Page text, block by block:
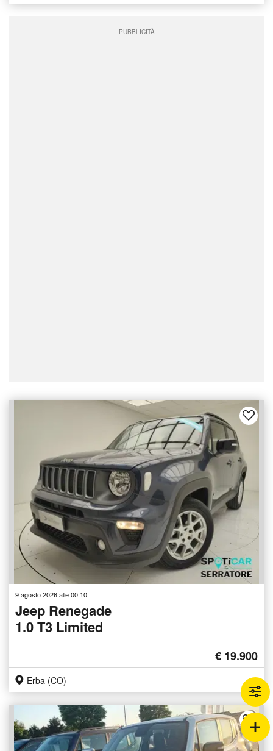
PUBBLICITÀ
9 agosto 2026 alle 00:10
Jeep Renegade
1.0 T3 Limited
€ 19.900
Erba (CO)